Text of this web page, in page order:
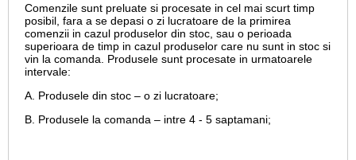
Comenzile sunt preluate si procesate in cel mai scurt timp
posibil, fara a se depasi o zi lucratoare de la primirea
comenzii in cazul produselor din stoc, sau o perioada
superioara de timp in cazul produselor care nu sunt in stoc si
vin la comanda. Produsele sunt procesate in urmatoarele
intervale:
A. Produsele din stoc – o zi lucratoare;
B. Produsele la comanda – intre 4 - 5 saptamani;